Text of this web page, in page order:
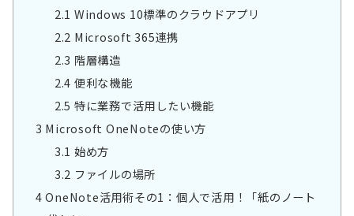
2.1 Windows 10標準のクラウドアプリ
2.2 Microsoft 365連携
2.3 階層構造
2.4 便利な機能
2.5 特に業務で活用したい機能
3 Microsoft OneNoteの使い方
3.1 始め方
3.2 ファイルの場所
4OneNote活用術その1：個人で活用！「紙のノート